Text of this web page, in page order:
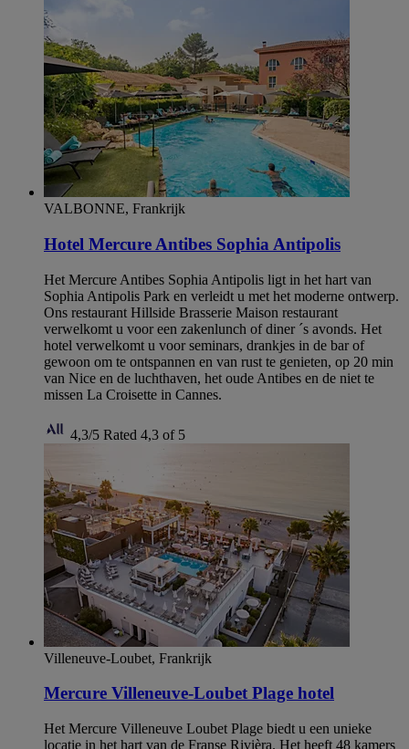
VALBONNE, Frankrijk
Hotel Mercure Antibes Sophia Antipolis
Het Mercure Antibes Sophia Antipolis ligt in het hart van
Sophia Antipolis Park en verleidt u met het moderne ontwerp.
Ons restaurant Hillside Brasserie Maison restaurant
verwelkomt u voor een zakenlunch of diner ´s avonds. Het
hotel verwelkomt u voor seminars, drankjes in de bar of
gewoon om te ontspannen en van rust te genieten, op 20 min
van Nice en de luchthaven, het oude Antibes en de niet te
missen La Croisette in Cannes.
4,3/5 Rated 4,3 of 5
Villeneuve-Loubet, Frankrijk
Mercure Villeneuve-Loubet Plage hotel
Het Mercure Villeneuve Loubet Plage biedt u een unieke
locatie in het hart van de Franse Rivièra. Het heeft 48 kamers